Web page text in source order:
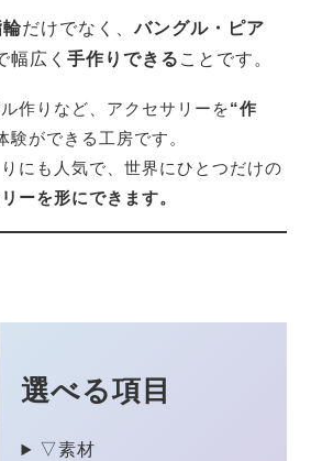
輪だけでなく、バングル・ピア
幅広く手作りできる ことです。
作りなど、アクセサリーを“作
験ができる工房です。
にも人気で、世界にひとつだけの
ーを形にできます。
選べる項目
▽素材